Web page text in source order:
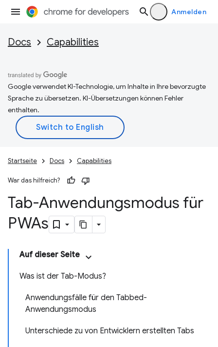
Anmelden
Docs Capabilities
Google verwendet KI-Technologie, um Inhalte in Ihre bevorzugte
Sprache zu übersetzen. KI-Übersetzungen können Fehler
enthalten.
Startseite Docs Capabilities
War das hilfreich?
Tab-Anwendungsmodus für
PWAs
Auf dieser Seite
Was ist der Tab-Modus?
Anwendungsfälle für den Tabbed-
Anwendungsmodus
Unterschiede zu von Entwicklern erstellten Tabs